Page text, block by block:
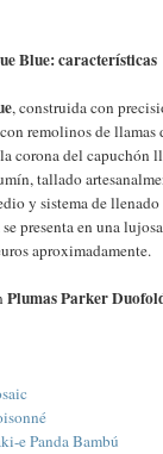
Blue: características
, construida con
remolinos de
corona del capuchón
tallado
y sistema de
presenta en una
aproximadamente.
Plumas Parker
e Panda Bambú